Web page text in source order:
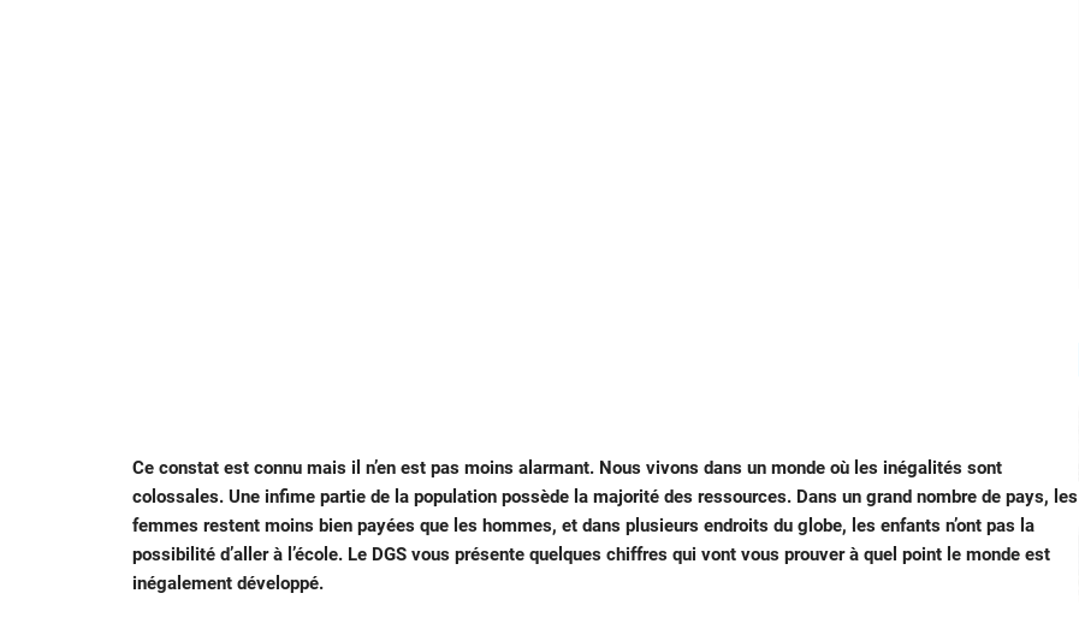
Ce constat est connu mais il n’en est pas moins alarmant. Nous vivons dans un monde où les inégalités sont
colossales. Une infime partie de la population possède la majorité des ressources. Dans un grand nombre de pays, les
femmes restent moins bien payées que les hommes, et dans plusieurs endroits du globe, les enfants n’ont pas la
possibilité d’aller à l’école. Le DGS vous présente quelques chiffres qui vont vous prouver à quel point le monde est
inégalement développé.